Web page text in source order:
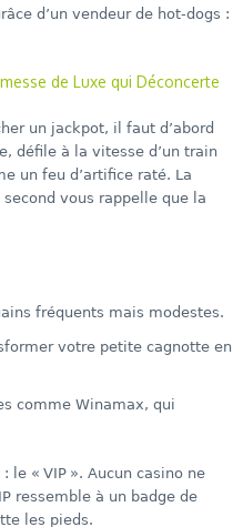
d’un vendeur de hot‑dogs :
de Luxe qui Déconcerte
un jackpot, il faut d’abord
défile à la vitesse d’un train
un feu d’artifice raté. La
vous rappelle que la
fréquents mais modestes.
votre petite cagnotte en
comme Winamax, qui
le « VIP ». Aucun casino ne
ressemble à un badge de
les pieds.